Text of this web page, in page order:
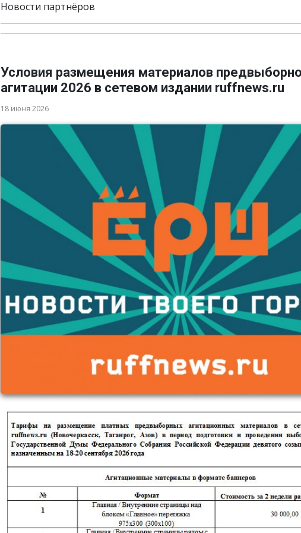
Новости партнёров
Условия размещения материалов
агитации 2026 в сетевом издании ruffnews.ru
18 июня 2026